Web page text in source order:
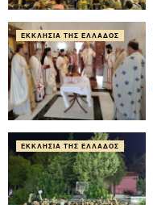
ΕΚΚΛΗΣΊΑ ΤΗΣ ΕΛΛΆΔΟΣ
ΕΚΚΛΗΣΊΑ ΤΗΣ ΕΛΛΆΔΟΣ